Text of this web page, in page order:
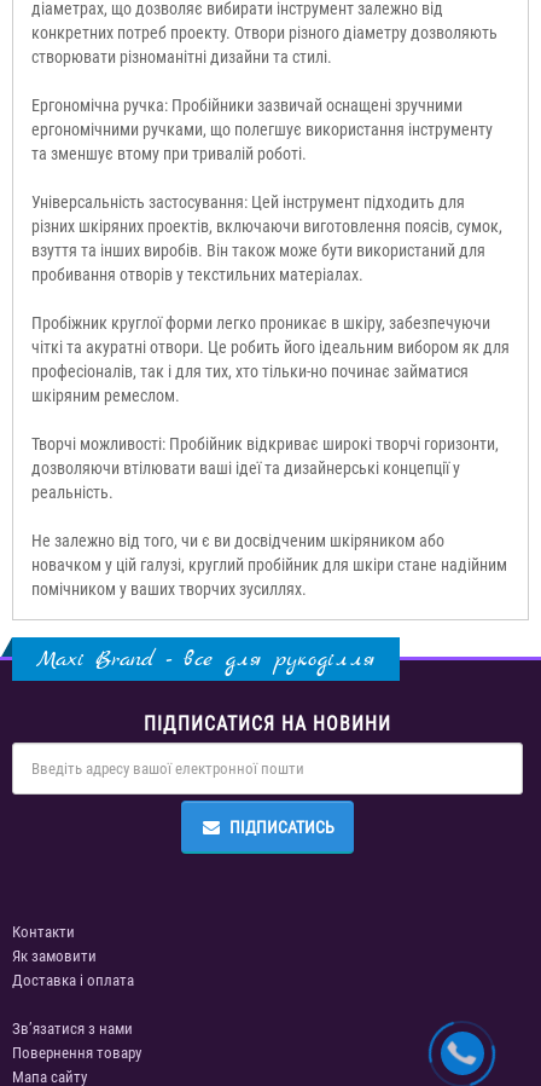
діаметрах, що дозволяє вибирати інструмент залежно від
конкретних потреб проекту. Отвори різного діаметру дозволяють
створювати різноманітні дизайни та стилі.
Ергономічна ручка: Пробійники зазвичай оснащені зручними
ергономічними ручками, що полегшує використання інструменту
та зменшує втому при тривалій роботі.
Універсальність застосування: Цей інструмент підходить для
різних шкіряних проектів, включаючи виготовлення поясів, сумок,
взуття та інших виробів. Він також може бути використаний для
пробивання отворів у текстильних матеріалах.
Пробіжник круглої форми легко проникає в шкіру, забезпечуючи
чіткі та акуратні отвори. Це робить його ідеальним вибором як для
професіоналів, так і для тих, хто тільки-но починає займатися
шкіряним ремеслом.
Творчі можливості: Пробійник відкриває широкі творчі горизонти,
дозволяючи втілювати ваші ідеї та дизайнерські концепції у
реальність.
Не залежно від того, чи є ви досвідченим шкіряником або
новачком у цій галузі, круглий пробійник для шкіри стане надійним
помічником у ваших творчих зусиллях.
Maxi Brand - все для рукоділля
ПІДПИСАТИСЯ НА НОВИНИ
ПІДПИСАТИСЬ
Контакти
Як замовити
Доставка і оплата
Зв’язатися з нами
Повернення товару
Мапа сайту